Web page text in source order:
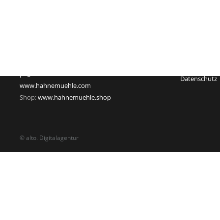
www.hahnemuehle.com
Shop:www.hahnemuehle.shop
Datenschutz
© alto. Digitalagentur